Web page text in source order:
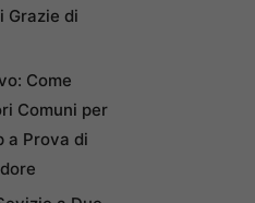
Grazie di
Come
Comuni per
a Prova di